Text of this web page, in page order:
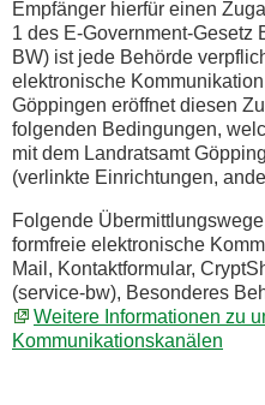
Empfänger hierfür einen
1 des E-Government-Gesetz
BW) ist jede Behörde
elektronische
Göppingen eröffnet diesen
folgenden Bedingungen,
mit dem Landratsamt
(verlinkte Einrichtungen,
Folgende
formfreie elektronische
Mail, Kontaktformular,
(service-bw), Besonderes
Weitere Informationen zu
Kommunikationskanälen